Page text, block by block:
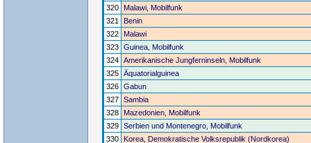
320 Malawi, Mobilfunk
321
Benin
322 Malawi
323 Guinea, Mobilfunk
324 Amerikanische Jungferninseln, Mobilfunk
325 Äquatorialguinea
326 Gabun
327 Sambia
328 Mazedonien, Mobilfunk
329 Serbien und Montenegro, Mobilfunk
330 Korea, Demokratische Volksrepublik (Nordkorea)